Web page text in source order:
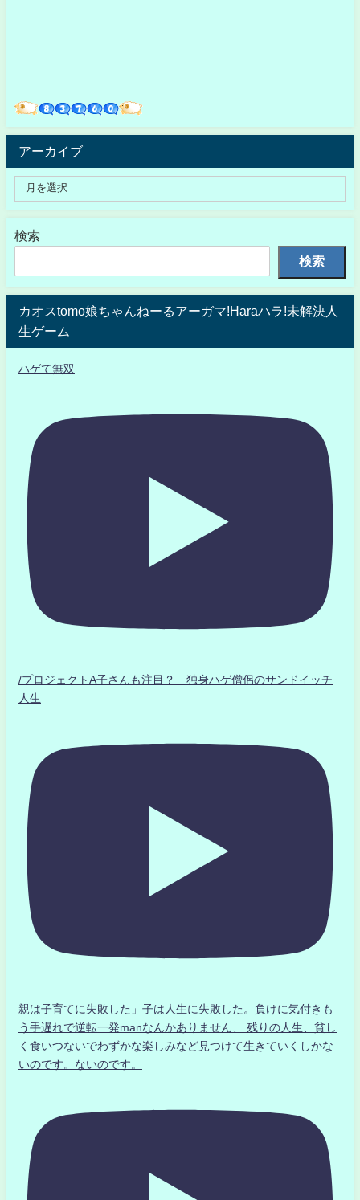
アーカイブ
検索
検索
カオスtomo娘ちゃんねーるアーガマ!Haraハラ!未解決人
生ゲーム
ハゲて無双
/プロジェクトA子さんも注目？ 独身ハゲ僧侶のサンドイッチ
人生
親は子育てに失敗した」子は人生に失敗した。負けに気付きも
う手遅れで逆転一発manなんかありません、 残りの人生、貧し
く食いつないでわずかな楽しみなど見つけて生きていくしかな
いのです。ないのです。